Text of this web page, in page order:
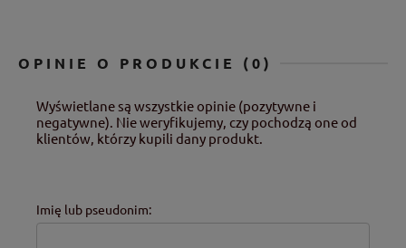
OPINIE O PRODUKCIE (0)
Wyświetlane są wszystkie opinie (pozytywne i
negatywne). Nie weryfikujemy, czy pochodzą one od
klientów, którzy kupili dany produkt.
Imię lub pseudonim: